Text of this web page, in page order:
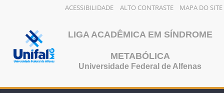
ACESSIBILIDADE ALTO CONTRASTE MAPA DO SITE
conteúdo
LIGA ACADÊMICA EM SÍNDROME
METABÓLICA
Universidade Federal de Alfenas